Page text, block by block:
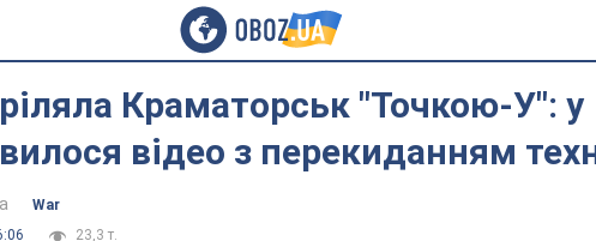
Краматорськ "Точкою-У": у
відео з перекиданням
War
23,3 т.